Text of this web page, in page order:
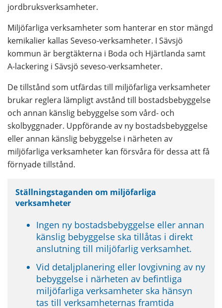
jordbruksverksamheter.
Miljöfarliga verksamheter som hanterar en stor mängd
kemikalier kallas Seveso-verksamheter. I Sävsjö
kommun är bergtäkterna i Boda och Hjärtlanda samt
A-lackering i Sävsjö seveso-verksamheter.
De tillstånd som utfärdas till miljöfarliga verksamheter
brukar reglera lämpligt avstånd till bostadsbebyggelse
och annan känslig bebyggelse som vård- och
skolbyggnader. Uppförande av ny bostadsbebyggelse
eller annan känslig bebyggelse i närheten av
miljöfarliga verksamheter kan försvåra för dessa att få
förnyade tillstånd.
Ställningstaganden om miljöfarliga
verksamheter
Ingen ny bostadsbebyggelse eller annan
känslig bebyggelse ska tillåtas i direkt
anslutning till miljöfarlig verksamhet.
Vid detaljplanering eller lovgivning av ny
bebyggelse i närheten av befintliga
miljöfarliga verksamheter ska hänsyn
tas till verksamheternas framtida